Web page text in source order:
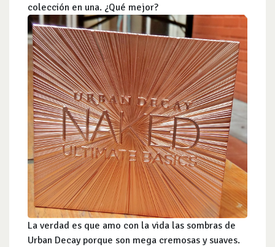
colección en una. ¿Qué mejor?
La verdad es que amo con la vida las sombras de
Urban Decay porque son mega cremosas y suaves.